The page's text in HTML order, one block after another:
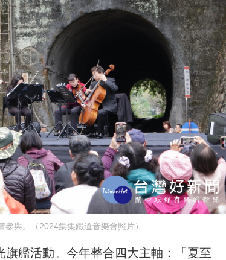
與。（2024集集鐵道音樂會照片）
旗艦活動。今年整合四大主軸：「夏至